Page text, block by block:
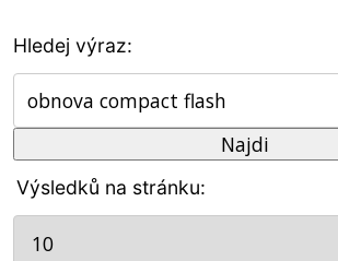
Hledej výraz:
Výsledků na stránku: